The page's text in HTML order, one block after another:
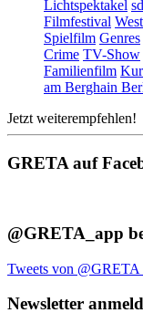
Lichtspektakel
Filmfestival
Spielfilm Genres
Crime TV-Show
Familienfilm
am Berghain
Jetzt weiterempfehlen!
GRETA auf
@GRETA_app
Tweets von
Newsletter